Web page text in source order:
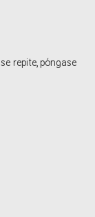
repite, póngase